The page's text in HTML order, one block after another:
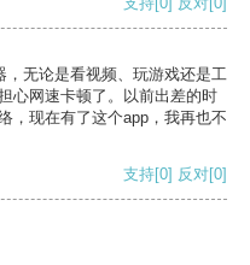
无论是看视频、玩游戏还是工
心网速卡顿了。以前出差的时
，现在有了这个app，我再也不
支持[0] 反对[0]